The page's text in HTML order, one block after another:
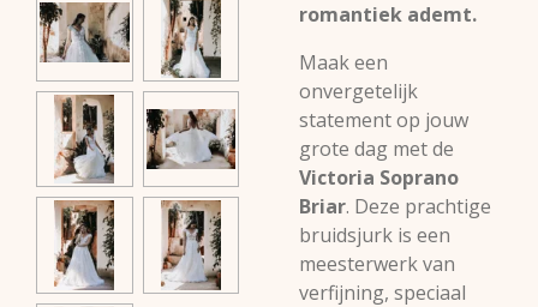
romantiek ademt.
Maak een
onvergetelijk
statement op jouw
grote dag met de
Victoria Soprano
Briar. Deze prachtige
bruidsjurk is een
meesterwerk van
verfijning, speciaal